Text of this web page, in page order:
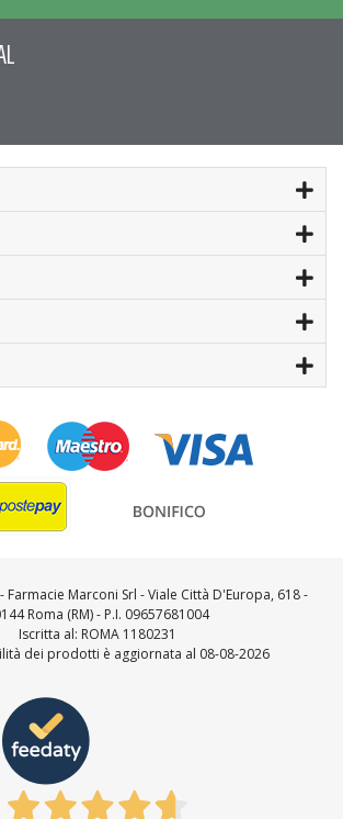
Farmacie Marconi Srl - Viale Città D'Europa, 618 -
Roma (RM) - P.I. 09657681004
Iscritta al: ROMA 1180231
dei prodotti è aggiornata al 08-08-2026